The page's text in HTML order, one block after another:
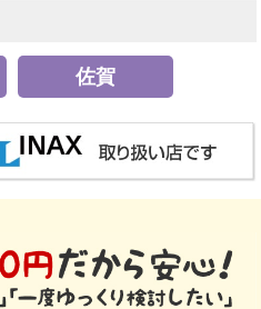
佐賀